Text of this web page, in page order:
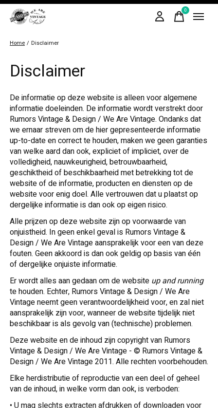
0items
Home / Disclaimer
Disclaimer
De informatie op deze website is alleen voor algemene
informatie doeleinden. De informatie wordt verstrekt door
Rumors Vintage & Design / We Are Vintage. Ondanks dat
we ernaar streven om de hier gepresenteerde informatie
up-to-date en correct te houden, maken we geen garanties
van welke aard dan ook, expliciet of impliciet, over de
volledigheid, nauwkeurigheid, betrouwbaarheid,
geschiktheid of beschikbaarheid met betrekking tot de
website of de informatie, producten en diensten op de
website voor enig doel. Alle vertrouwen dat u plaatst op
dergelijke informatie is dan ook op eigen risico.
Alle prijzen op deze website zijn op voorwaarde van
onjuistheid. In geen enkel geval is Rumors Vintage &
Design / We Are Vintage aansprakelijk voor een van deze
fouten. Geen akkoord is dan ook geldig op basis van één
of dergelijke onjuiste informatie.
Er wordt alles aan gedaan om de website up and running
te houden. Echter, Rumors Vintage & Design / We Are
Vintage neemt geen verantwoordelijkheid voor, en zal niet
aansprakelijk zijn voor, wanneer de website tijdelijk niet
beschikbaar is als gevolg van (technische) problemen.
Deze website en de inhoud zijn copyright van Rumors
Vintage & Design / We Are Vintage - © Rumors Vintage &
Design / We Are Vintage 2011. Alle rechten voorbehouden.
Elke herdistributie of reproductie van een deel of geheel
van de inhoud, in welke vorm dan ook, is verboden:
• U mag slechts extracten afdrukken of downloaden voor